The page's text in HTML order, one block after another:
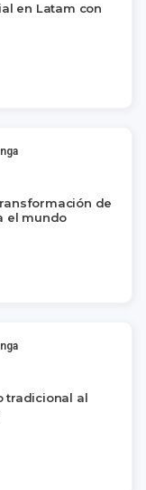
en Latam con
de
el mundo
tradicional al